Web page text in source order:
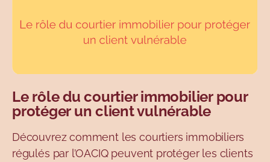
consommateurs.
Le rôle du courtier immobilier pour
protéger un client vulnérable
Découvrez comment les courtiers immobiliers
régulés par l’OACIQ peuvent protéger les clients